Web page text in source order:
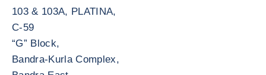
103 & 103A, PLATINA,
C-59
“G” Block,
Bandra-Kurla Complex,